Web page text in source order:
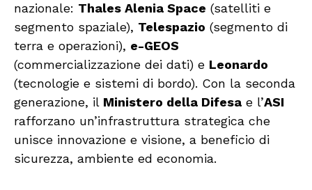
nazionale: Thales Alenia Space (satelliti e
segmento spaziale), Telespazio (segmento di
terra e operazioni), e-GEOS
(commercializzazione dei dati) e Leonardo
(tecnologie e sistemi di bordo). Con la seconda
generazione, il Ministero della Difesa e l’ASI
rafforzano un’infrastruttura strategica che
unisce innovazione e visione, a beneficio di
sicurezza, ambiente ed economia.